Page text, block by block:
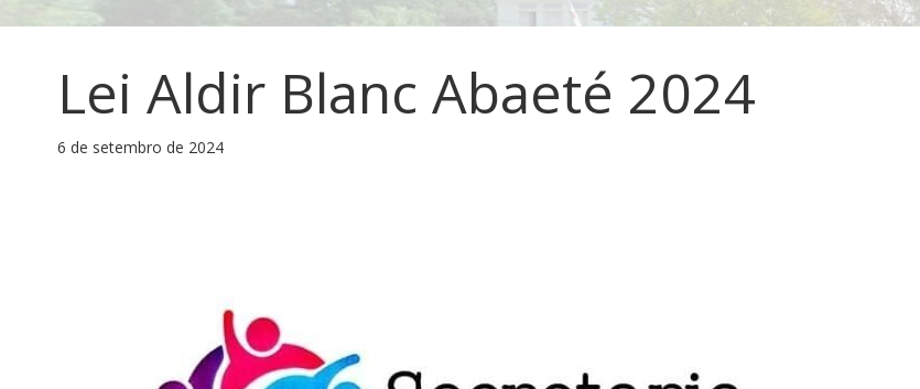
Lei Aldir Blanc Abaeté 2024
6 de setembro de 2024